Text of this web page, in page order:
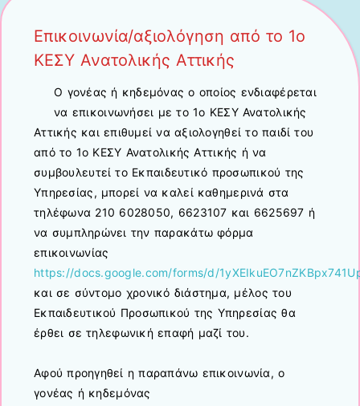
Επικοινωνία/αξιολόγηση από το 1ο
ΚΕΣΥ Ανατολικής Αττικής
Ο γονέας ή κηδεμόνας ο οποίος ενδιαφέρεται
να επικοινωνήσει με το 1ο ΚΕΣΥ Ανατολικής
Αττικής και επιθυμεί να αξιολογηθεί το παιδί του
από το 1ο ΚΕΣΥ Ανατολικής Αττικής ή να
συμβουλευτεί το Εκπαιδευτικό προσωπικού της
Υπηρεσίας, μπορεί να καλεί καθημερινά στα
τηλέφωνα 210 6028050, 6623107 και 6625697 ή
να συμπληρώνει την παρακάτω φόρμα
επικοινωνίας
https://docs.google.com/forms/d/
και σε σύντομο χρονικό διάστημα, μέλος του
Εκπαιδευτικού Προσωπικού της Υπηρεσίας θα
έρθει σε τηλεφωνική επαφή μαζί του.
Αφού προηγηθεί η παραπάνω επικοινωνία, ο
γονέας ή κηδεμόνας